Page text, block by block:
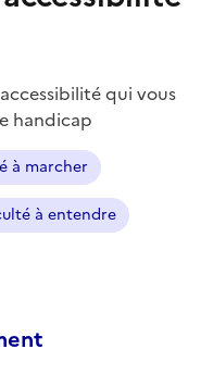
qui vous
handicap
à marcher
à entendre